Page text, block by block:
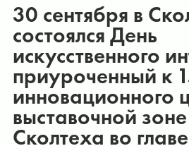
30 сентября в
состоялся День
искусственного
приуроченный к
инновационного
выставочной
Сколтеха во